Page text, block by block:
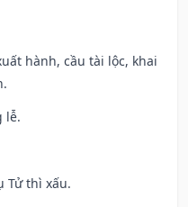
hành, cầu tài lộc, khai
lễ.
Tử thì xấu.